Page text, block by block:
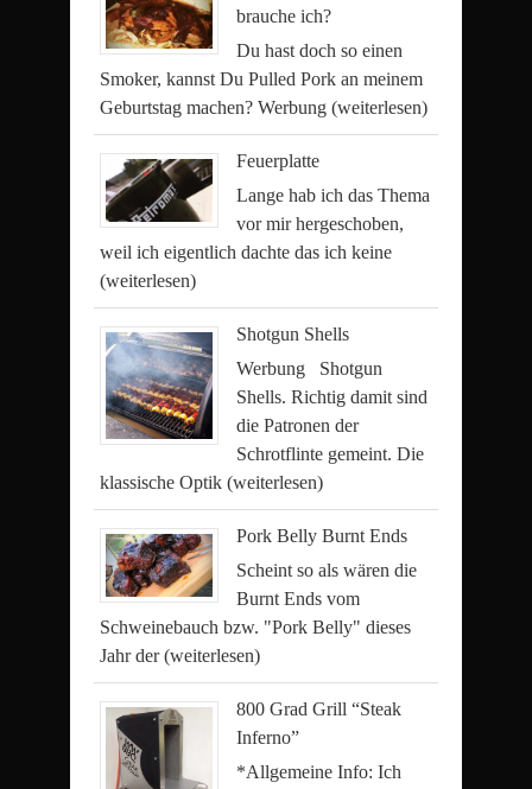
brauche ich?
Du hast doch so einen
Smoker, kannst Du Pulled Pork an meinem
Geburtstag machen? Werbung (weiterlesen)
Feuerplatte
Lange hab ich das Thema
vor mir hergeschoben,
weil ich eigentlich dachte das ich keine
(weiterlesen)
Shotgun Shells
Werbung Shotgun
Shells. Richtig damit sind
die Patronen der
Schrotflinte gemeint. Die
klassische Optik (weiterlesen)
Pork Belly Burnt Ends
Scheint so als wären die
Burnt Ends vom
Schweinebauch bzw. "Pork Belly" dieses
Jahr der(weiterlesen)
800 Grad Grill “Steak
Inferno”
*Allgemeine Info: Ich